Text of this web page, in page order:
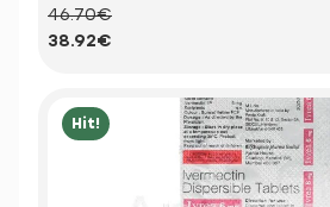
46.70€
38.92€
Hit!